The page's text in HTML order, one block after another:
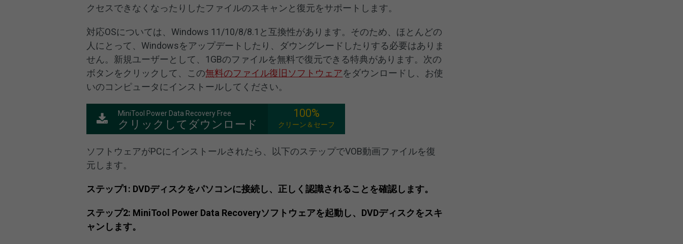
クセスできなくなったりしたファイルのスキャンと復元をサポートします。
対応OSについては、Windows 11/10/8/8.1と互換性があります。そのため、ほとんどの
人にとって、Windowsをアップデートしたり、ダウングレードしたりする必要はありま
せん。新規ユーザーとして、1GBのファイルを無料で復元できる特典があります。次の
ボタンをクリックして、この無料のファイル復旧ソフトウェアをダウンロードし、お使
いのコンピュータにインストールしてください。
MiniTool Power Data Recovery Free
クリックしてダウンロード
100%
クリーン＆セーフ
ソフトウェアがPCにインストールされたら、以下のステップでVOB動画ファイルを復
元します。
ステップ1: DVDディスクをパソコンに接続し、正しく認識されることを確認します。
ステップ2: MiniTool Power Data Recoveryソフトウェアを起動し、DVDディスクをスキ
ャンします。